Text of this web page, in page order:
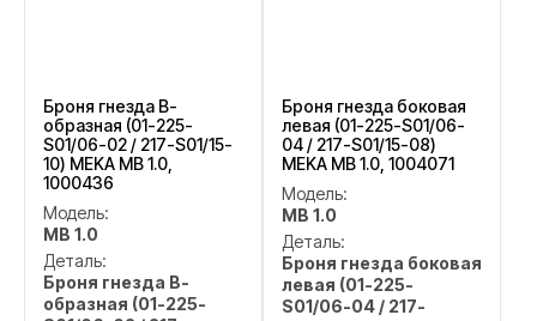
Броня гнезда В-
образная (01-225-
S01/06-02 / 217-S01/15-
10) MEKA MB 1.0,
1000436
Модель:
MB 1.0
Деталь:
Броня гнезда В-
образная (01-225-
Броня гнезда боковая
левая (01-225-S01/06-
04 / 217-S01/15-08)
MEKA MB 1.0, 1004071
Модель:
MB 1.0
Деталь:
Броня гнезда боковая
левая (01-225-
S01/06-04 / 217-